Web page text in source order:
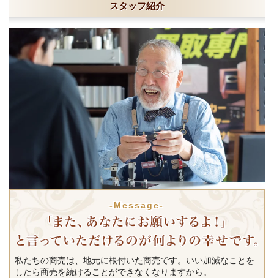
スタッフ紹介
-Message-
私たちの商売は、地元に根付いた商売です。いい加減なことを
したら商売を続けることができなくなりますから。